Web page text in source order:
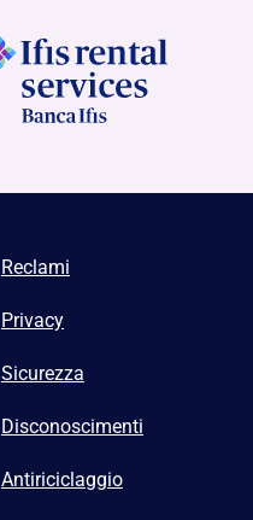
Reclami
Privacy
Sicurezza
Disconoscimenti
Antiriciclaggio